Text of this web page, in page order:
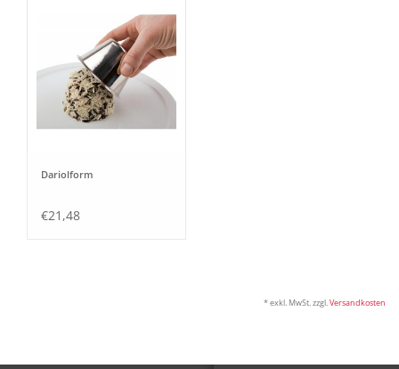
Dariolform
€21,48
* exkl. MwSt. zzgl.Versandkosten